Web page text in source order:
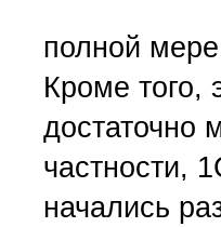
полной мере
Кроме того,
достаточно
частности,
начались